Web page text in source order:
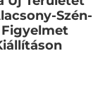
Szén-